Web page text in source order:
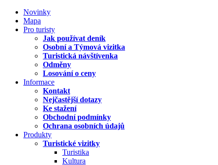
Novinky
Mapa
Pro turisty
Jak používat deník
Osobní a Týmová vizitka
Turistická návštívenka
Odměny
Losování o ceny
Informace
Kontakt
Nejčastější dotazy
Ke stažení
Obchodní podmínky
Ochrana osobních údajů
Produkty
Turistické vizitky
Turistika
Kultura